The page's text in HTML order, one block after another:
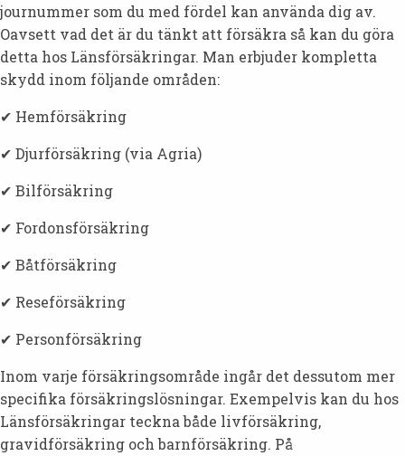
journummer som du med fördel kan använda dig av.
Oavsett vad det är du tänkt att försäkra så kan du göra
detta hos Länsförsäkringar. Man erbjuder kompletta
skydd inom följande områden:
✔ Hemförsäkring
✔ Djurförsäkring (via Agria)
✔ Bilförsäkring
✔ Fordonsförsäkring
✔ Båtförsäkring
✔ Reseförsäkring
✔ Personförsäkring
Inom varje försäkringsområde ingår det dessutom mer
specifika försäkringslösningar. Exempelvis kan du hos
Länsförsäkringar teckna både livförsäkring,
gravidförsäkring och barnförsäkring. På